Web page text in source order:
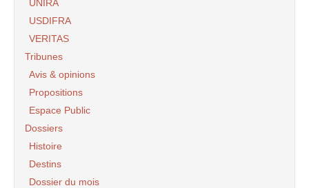
UNIRA
USDIFRA
VERITAS
Tribunes
Avis & opinions
Propositions
Espace Public
Dossiers
Histoire
Destins
Dossier du mois